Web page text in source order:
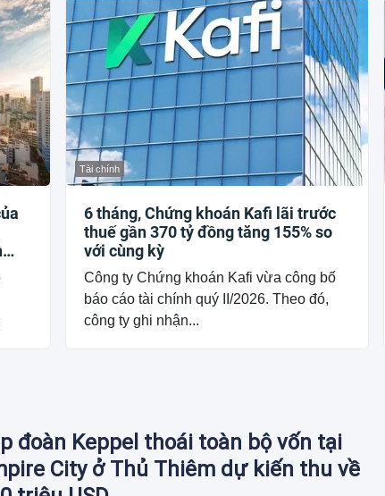
Tài chính
6 tháng, Chứng khoán Kafi lãi trước
thuế gần 370 tỷ đồng tăng 155% so
với cùng kỳ
Công ty Chứng khoán Kafi vừa công bố
báo cáo tài chính quý II/2026. Theo đó,
công ty ghi nhận...
đoàn Keppel thoái toàn bộ vốn tại
City ở Thủ Thiêm dự kiến thu về